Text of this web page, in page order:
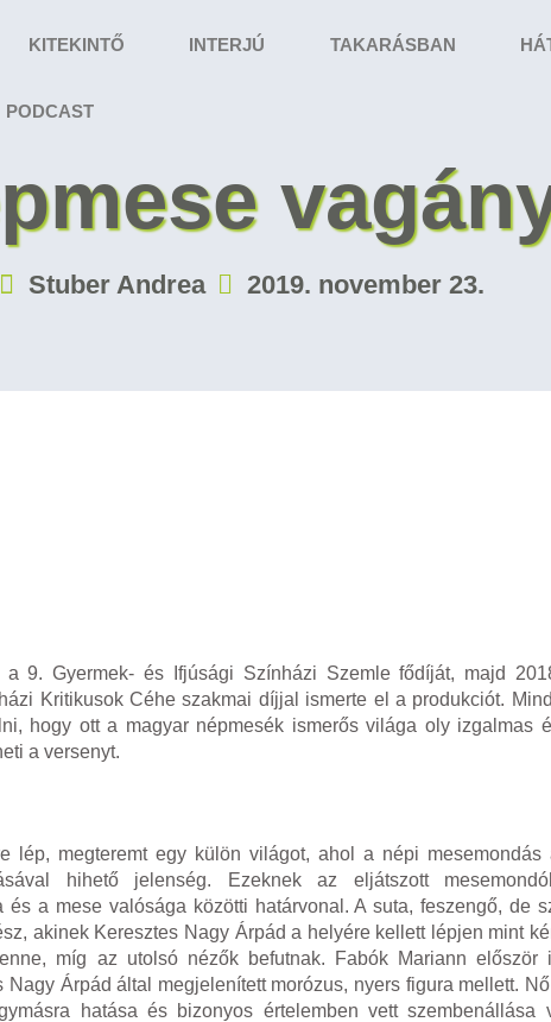
KITEKINTŐ INTERJÚ TAKARÁSBAN
PODCAST
Stuber Andrea 2019. november 23.
9. Gyermek- és Ifjúsági Színházi Szemle fődíját, majd
Kritikusok Céhe szakmai díjjal ismerte el a produkciót.
hogy ott a magyar népmesék ismerős világa oly izgalmas
a versenyt.
lép, megteremt egy külön világot, ahol a népi mesemondás
hihető jelenség. Ezeknek az eljátszott
a mese valósága közötti határvonal. A suta, feszengő, de
akinek Keresztes Nagy Árpád a helyére kellett lépjen mint
míg az utolsó nézők befutnak. Fabók Mariann először
Árpád által megjelenített morózus, nyers figura mellett.
hatása és bizonyos értelemben vett szembenállása